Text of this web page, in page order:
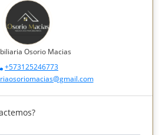
Osorio Macias
+573125246773